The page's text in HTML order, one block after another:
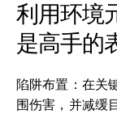
利用环境
是高手的
陷阱布置：在关
围伤害，并减缓